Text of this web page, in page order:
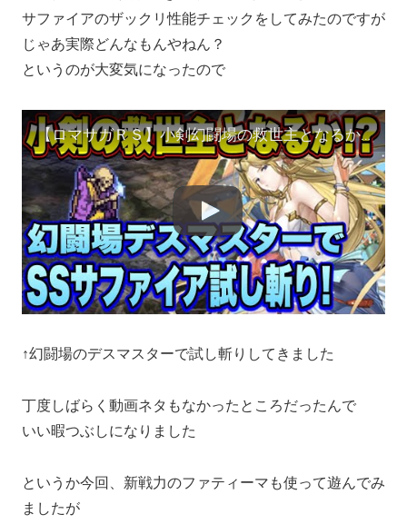
サファイアのザックリ性能チェックをしてみたのですが
じゃあ実際どんなもんやねん？
というのが大変気になったので
【ロマサガＲＳ】小剣幻闘場の救世主となるか！？イベント配布SSサファイアを幻闘場デスマスターで使ってみた！【ロマサガリユニバース】【ロマンシングサガリユニバース】
↑幻闘場のデスマスターで試し斬りしてきました
丁度しばらく動画ネタもなかったところだったんで
いい暇つぶしになりました
というか今回、新戦力のファティーマも使って遊んでみ
ましたが